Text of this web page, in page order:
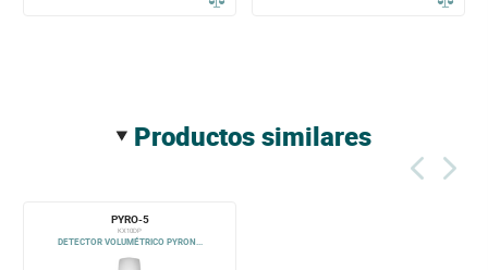
productos similares
PYRO-5
KX10DP
DETECTOR VOLUMÉTRICO PYRON...